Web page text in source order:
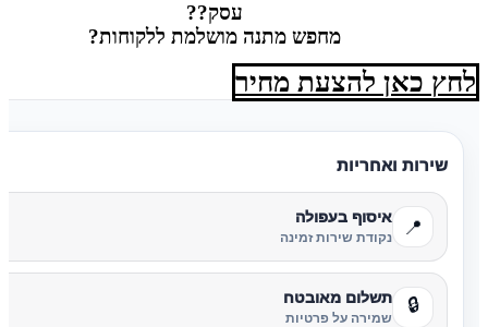
עסק??
מחפש מתנה מושלמת ללקוחות?
לחץ כאן להצעת מחיר
שירות ואחריות
📍 איסוף בעפולה
נקודת שירות זמינה
🔒 תשלום מאובטח
שמירה על פרטיות